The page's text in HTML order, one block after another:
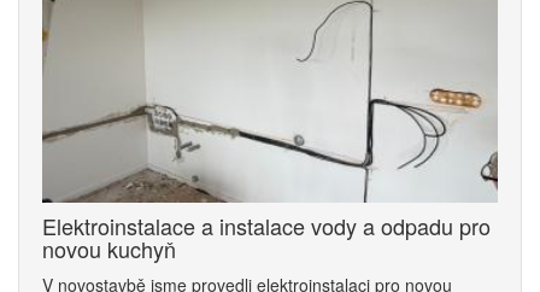
Elektroinstalace a instalace vody a odpadu pro
novou kuchyň
V novostavbě jsme provedli elektroinstalaci pro novou